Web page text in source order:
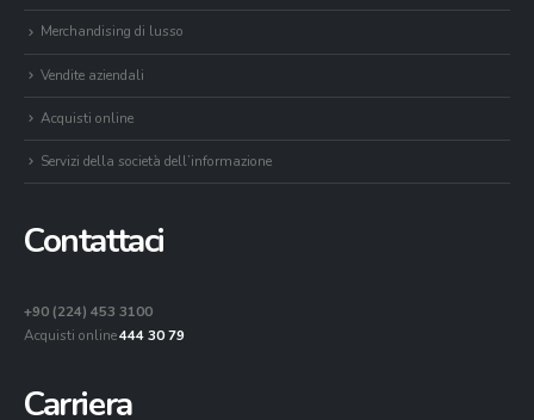
Merchandising di lusso
Vendite aziendali
Acquisti online
Servizi della società dell’informazione
Contattaci
+90 (224) 453 3100
Acquisti online444 30 79
Carriera